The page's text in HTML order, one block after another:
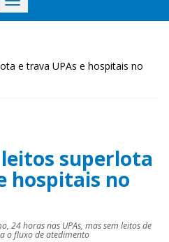
navigation
e trava UPAs e hospitais no
superlota
hospitais no
24 horas nas UPAs, mas sem leitos de
o fluxo de atedimento